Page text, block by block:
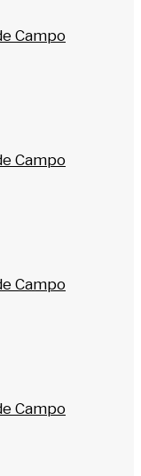
Campo
Campo
Campo
Campo